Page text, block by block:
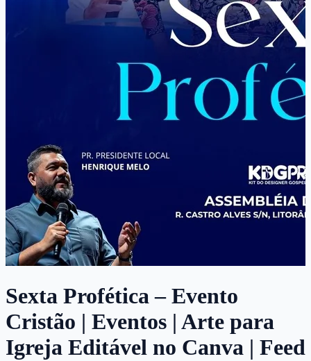
Sexta Profética – Evento
Cristão | Eventos | Arte para
Igreja Editável no Canva | Feed